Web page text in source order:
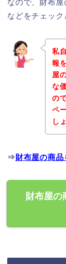
なので、財布
などをチェック
私
報
屋
な
の
ペ
し
⇒財布屋の商
財布屋の